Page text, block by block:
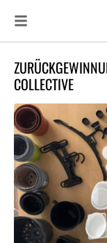
COLLECTIVE